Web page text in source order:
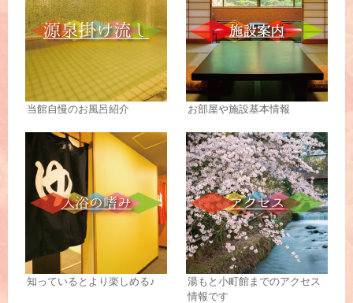
当館自慢のお風呂紹介 お部屋や施設基本情報
知っているとより楽しめる♪
湯もと小町館までのアクセス
情報です